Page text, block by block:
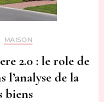
MAISON
2.0 : le role de
l’analyse de la
biens